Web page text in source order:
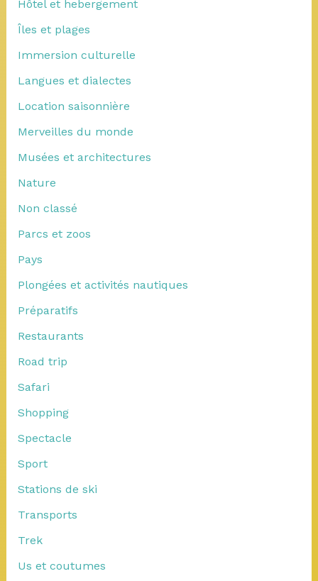
Hôtel et hebergement
Îles et plages
Immersion culturelle
Langues et dialectes
Location saisonnière
Merveilles du monde
Musées et architectures
Nature
Non classé
Parcs et zoos
Pays
Plongées et activités nautiques
Préparatifs
Restaurants
Road trip
Safari
Shopping
Spectacle
Sport
Stations de ski
Transports
Trek
Us et coutumes